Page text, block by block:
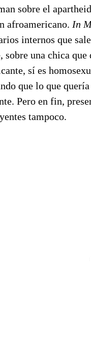
sobre el
afroamericano. In
internos que
sobre una chica
sí es
que lo que
Pero en fin,
tampoco.